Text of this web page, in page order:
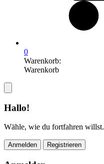
0
Warenkorb:
Warenkorb
Hallo!
Wähle, wie du fortfahren willst.
Anmelden Registrieren